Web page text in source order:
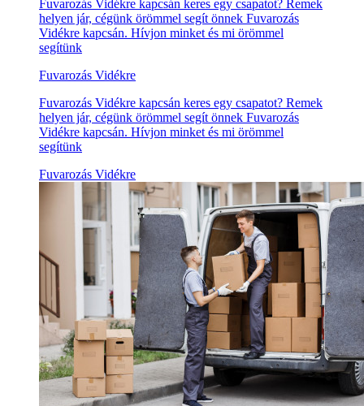
Fuvarozás Vidékre kapcsán keres egy csapatot? Remek
helyen jár, cégünk örömmel segít önnek Fuvarozás
Vidékre kapcsán. Hívjon minket és mi örömmel
segítünk
Fuvarozás Vidékre
Fuvarozás Vidékre kapcsán keres egy csapatot? Remek
helyen jár, cégünk örömmel segít önnek Fuvarozás
Vidékre kapcsán. Hívjon minket és mi örömmel
segítünk
Fuvarozás Vidékre